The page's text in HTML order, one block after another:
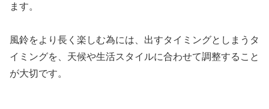
ます。
風鈴をより長く楽しむ為には、出すタイミングとしまうタ
イミングを、天候や生活スタイルに合わせて調整すること
が大切です。